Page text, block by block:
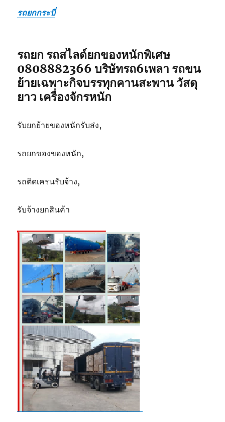
รถยกกระบี่
รถยก รถสไลด์ยกของหนักพิเศษ
0808882366 บริษัทรถ6เพลา รถขน
ย้ายเฉพาะกิจบรรทุกคานสะพาน วัสดุ
ยาว เครื่องจักรหนัก
รับยกย้ายของหนักรับส่ง,
รถยกของของหนัก,
รถติดเครนรับจ้าง,
รับจ้างยกสินค้า